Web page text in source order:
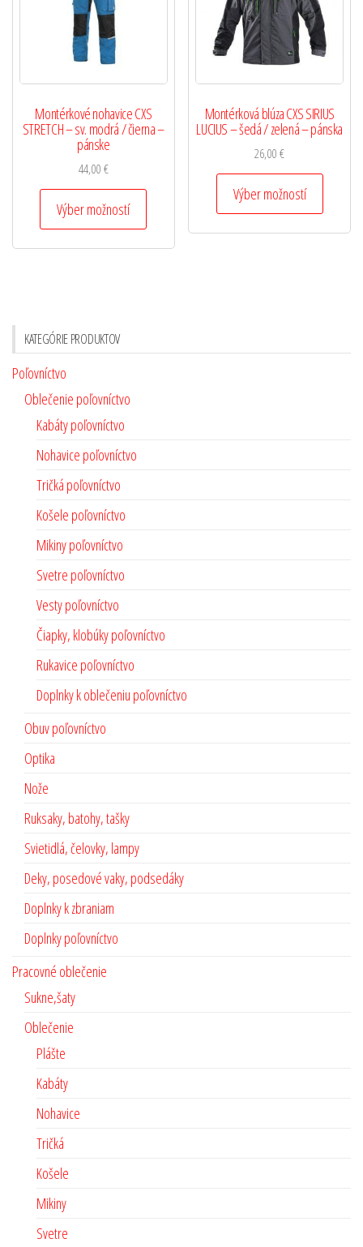
Montérkové nohavice CXS
STRETCH – sv. modrá / čierna –
pánske
44,00€
Výber možností
Montérková blúza CXS SIRIUS
LUCIUS – šedá / zelená – pánska
26,00€
Výber možností
KATEGÓRIE PRODUKTOV
Poľovníctvo
Oblečenie poľovníctvo
Kabáty poľovníctvo
Nohavice poľovníctvo
Tričká poľovníctvo
Košele poľovníctvo
Mikiny poľovníctvo
Svetre poľovníctvo
Vesty poľovníctvo
Čiapky, klobúky poľovníctvo
Rukavice poľovníctvo
Doplnky k oblečeniu poľovníctvo
Obuv poľovníctvo
Optika
Nože
Ruksaky, batohy, tašky
Svietidlá, čelovky, lampy
Deky, posedové vaky, podsedáky
Doplnky k zbraniam
Doplnky poľovníctvo
Pracovné oblečenie
Sukne,šaty
Oblečenie
Plášte
Kabáty
Nohavice
Tričká
Košele
Mikiny
Svetre